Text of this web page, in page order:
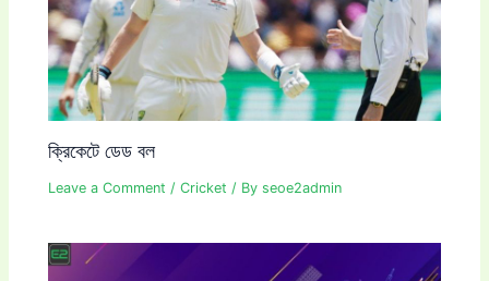
ক্রিকেটে ডেড বল
Leave a Comment /Cricket / Byseoe2admin